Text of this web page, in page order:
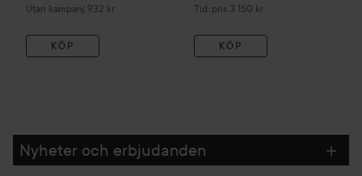
Utan kampanj 932 kr
KÖP
Tid. pris 3 150 kr
Tidigare pris 3 150 kr
KÖP
Nyheter och erbjudanden